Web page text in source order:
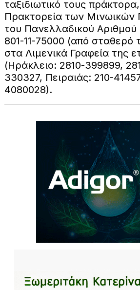
ταξιδιωτικό τους
Πρακτορεία των
του Πανελλαδικού
801-11-75000 (από σταθερό
στα Λιμενικά Γραφεία της
(Ηράκλειο: 2810-399899,
330327, Πειραιάς: 210-
4080028).